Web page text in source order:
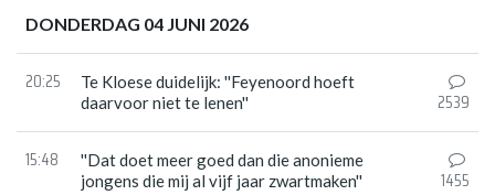
DONDERDAG 04 JUNI 2026
20:25
Te Kloese duidelijk: ''Feyenoord hoeft
daarvoor niet te lenen''
2539
15:48
''Dat doet meer goed dan die anonieme
jongens die mij al vijf jaar zwartmaken''
1455